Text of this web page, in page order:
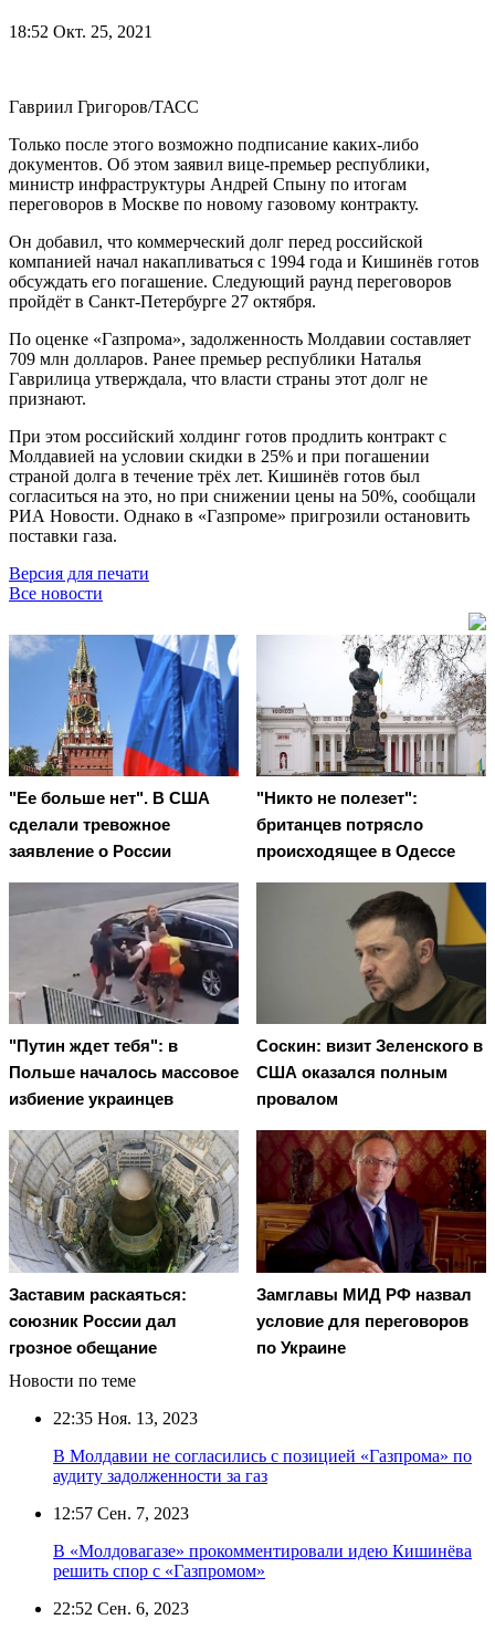
18:52 Окт. 25, 2021
Гавриил Григоров/ТАСС
Только после этого возможно подписание каких-либо
документов. Об этом заявил вице-премьер республики,
министр инфраструктуры Андрей Спыну по итогам
переговоров в Москве по новому газовому контракту.
Он добавил, что коммерческий долг перед российской
компанией начал накапливаться с 1994 года и Кишинёв готов
обсуждать его погашение. Следующий раунд переговоров
пройдёт в Санкт-Петербурге 27 октября.
По оценке «Газпрома», задолженность Молдавии составляет
709 млн долларов. Ранее премьер республики Наталья
Гаврилица утверждала, что власти страны этот долг не
признают.
При этом российский холдинг готов продлить контракт с
Молдавией на условии скидки в 25% и при погашении
страной долга в течение трёх лет. Кишинёв готов был
согласиться на это, но при снижении цены на 50%, сообщали
РИА Новости. Однако в «Газпроме» пригрозили остановить
поставки газа.
Версия для печати
Все новости
"Ее больше нет". В США
сделали тревожное
заявление о России
"Никто не полезет":
британцев потрясло
происходящее в Одессе
"Путин ждет тебя": в
Польше началось массовое
избиение украинцев
Соскин: визит Зеленского в
США оказался полным
провалом
Заставим раскаяться:
союзник России дал
грозное обещание
Замглавы МИД РФ назвал
условие для переговоров
по Украине
Новости по теме
22:35 Ноя. 13, 2023
В Молдавии не согласились с позицией «Газпрома» по
аудиту задолженности за газ
12:57 Сен. 7, 2023
В «Молдовагазе» прокомментировали идею Кишинёва
решить спор с «Газпромом»
22:52 Сен. 6, 2023